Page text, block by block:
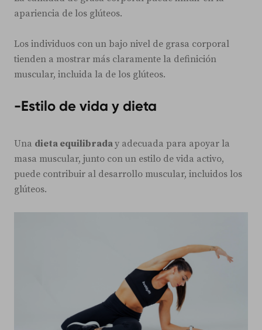
apariencia de los glúteos.
Los individuos con un bajo nivel de grasa corporal
tienden a mostrar más claramente la definición
muscular, incluida la de los glúteos.
-Estilo de vida y dieta
Una dieta equilibraday adecuada para apoyar la
masa muscular, junto con un estilo de vida activo,
puede contribuir al desarrollo muscular, incluidos los
glúteos.